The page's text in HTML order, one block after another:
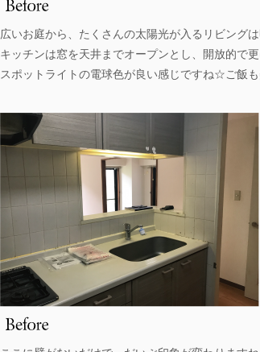
広いお庭から、たくさんの太陽光が入るリビング
キッチンは窓を天井までオープンとし、開放的で更
スポットライトの電球色が良い感じですね☆ご飯